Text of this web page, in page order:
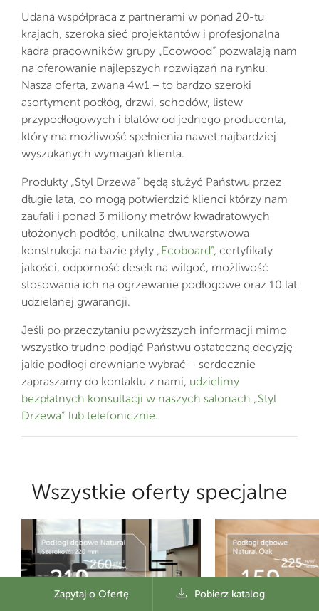
Udana współpraca z partnerami w ponad 20-tu
krajach, szeroka sieć projektantów i profesjonalna
kadra pracowników grupy „Ecowood” pozwalają nam
na oferowanie najlepszych rozwiązań na rynku.
Nasza oferta, zwana 4w1 – to bardzo szeroki
asortyment podłóg, drzwi, schodów, listew
przypodłogowych i blatów od jednego producenta,
który ma możliwość spełnienia nawet najbardziej
wyszukanych wymagań klienta.
Produkty „Styl Drzewa” będą służyć Państwu przez
długie lata, co mogą potwierdzić klienci którzy nam
zaufali i ponad 3 miliony metrów kwadratowych
ułożonych podłóg, unikalna dwuwarstwowa
konstrukcja na bazie płyty „Ecoboard”, certyfikaty
jakości, odporność desek na wilgoć, możliwość
stosowania ich na ogrzewanie podłogowe oraz 10 lat
udzielanej gwarancji.
Jeśli po przeczytaniu powyższych informacji mimo
wszystko trudno podjąć Państwu ostateczną decyzję
jakie podłogi drewniane wybrać – serdecznie
zapraszamy do kontaktu z nami, udzielimy
bezpłatnych konsultacji w naszych salonach „Styl
Drzewa” lub telefonicznie.
Wszystkie oferty specjalne
Zapytaj o Ofertę Pobierz katalog